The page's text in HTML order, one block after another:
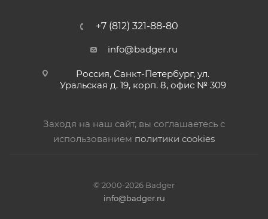
+7 (812) 321-88-80
info@badger.ru
Россия, Санкт-Петербург, ул.
Уральская д. 19, корп. 8, офис № 309
Заходя на наш сайт, вы соглашаетесь с
использованием политики cookies
© 2000-2026 Badger
info@badger.ru